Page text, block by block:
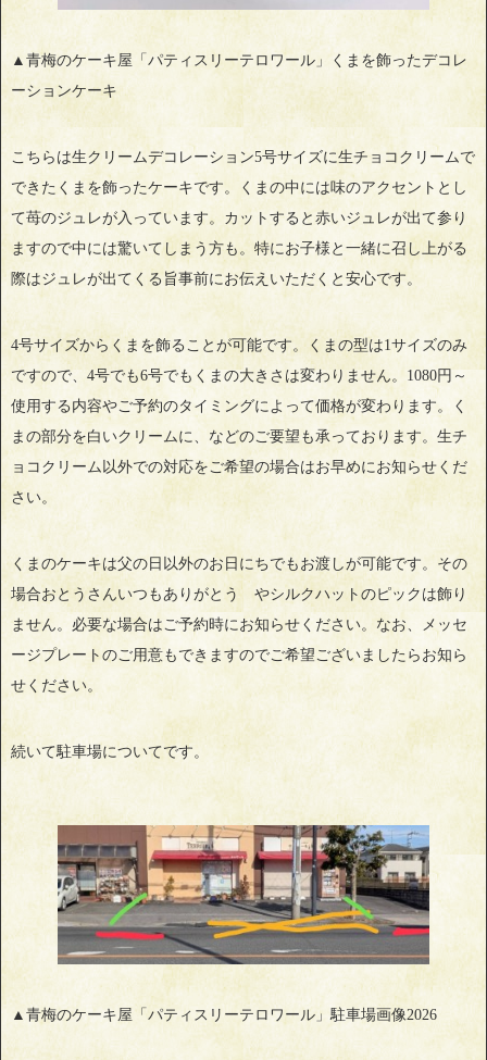
▲青梅のケーキ屋「パティスリーテロワール」くまを飾ったデコレ
ーションケーキ
こちらは生クリームデコレーション5号サイズに生チョコクリームで
できたくまを飾ったケーキです。くまの中には味のアクセントとし
て苺のジュレが入っています。カットすると赤いジュレが出て参り
ますので中には驚いてしまう方も。特にお子様と一緒に召し上がる
際はジュレが出てくる旨事前にお伝えいただくと安心です。
4号サイズからくまを飾ることが可能です。くまの型は1サイズのみ
ですので、4号でも6号でもくまの大きさは変わりません。1080円～
使用する内容やご予約のタイミングによって価格が変わります。く
まの部分を白いクリームに、などのご要望も承っております。生チ
ョコクリーム以外での対応をご希望の場合はお早めにお知らせくだ
さい。
くまのケーキは父の日以外のお日にちでもお渡しが可能です。その
場合おとうさんいつもありがとう やシルクハットのピックは飾り
ません。必要な場合はご予約時にお知らせください。なお、メッセ
ージプレートのご用意もできますのでご希望ございましたらお知ら
せください。
続いて駐車場についてです。
▲青梅のケーキ屋「パティスリーテロワール」駐車場画像2026